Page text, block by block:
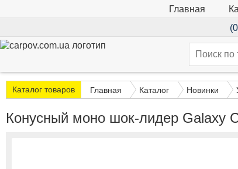
Главная
Каталог товаров Главная Каталог Новинки
Конусный моно шок-лидер Galaxy